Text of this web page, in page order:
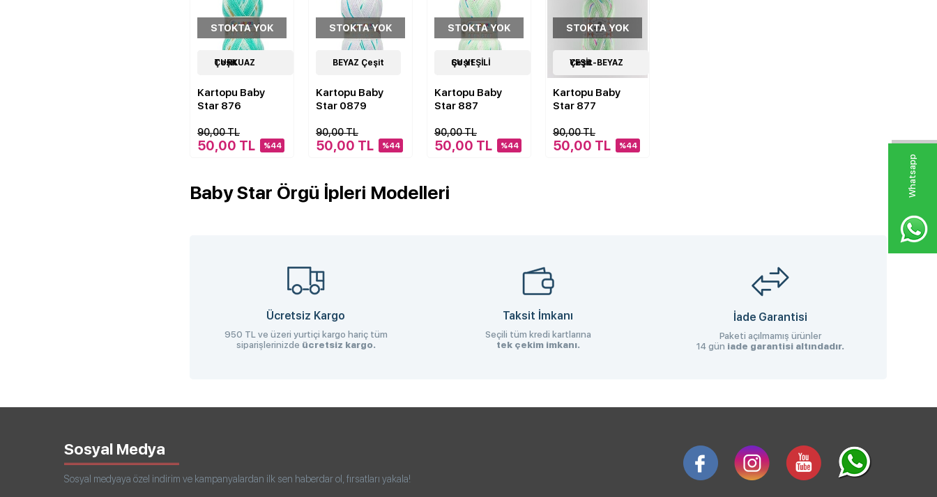
W
h
a
s
p
p
D
e
s
e
H
a
t
t
7Çeşit
STOKTA YOK
TURKUAZ Çeşit
Kartopu Baby
Star 876
90,00 TL
50,00 TL %44
7Çeşit
STOKTA YOK
BEYAZ Çeşit
Kartopu Baby
Star 0879
90,00 TL
50,00 TL %44
7Çeşit
STOKTA YOK
SU YEŞİLİ Çeşit
Kartopu Baby
Star 887
90,00 TL
50,00 TL %44
7Çeşit
STOKTA YOK
YEŞİL-BEYAZ Çeşit
Kartopu Baby
Star 877
90,00 TL
50,00 TL %44
Baby Star Örgü İpleri Modelleri
Ücretsiz Kargo
950 TL ve üzeri yurtiçi kargo hariç tüm
siparişlerinizde ücretsiz kargo.
Taksit İmkanı
Seçili tüm kredi kartlarına
tek çekim imkanı.
İade Garantisi
Paketi açılmamış ürünler
14 gün iade garantisi altındadır.
Sosyal Medya
Sosyal medyaya özel indirim ve kampanyalardan ilk sen haberdar ol, fırsatları yakala!